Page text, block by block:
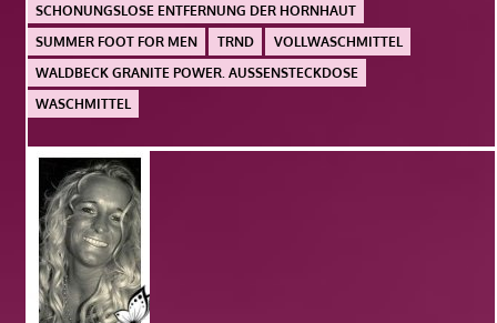
SCHONUNGSLOSE ENTFERNUNG DER HORNHAUT
SUMMER FOOT FOR MEN
TRND
VOLLWASCHMITTEL
WALDBECK GRANITE POWER. AUSSENSTECKDOSE
WASCHMITTEL